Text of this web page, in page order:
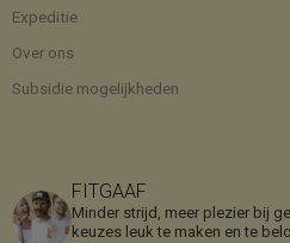
Expeditie
Over ons
Subsidie mogelijkheden
FITGAAF
Minder strijd, meer plezier bij
keuzes leuk te maken en te